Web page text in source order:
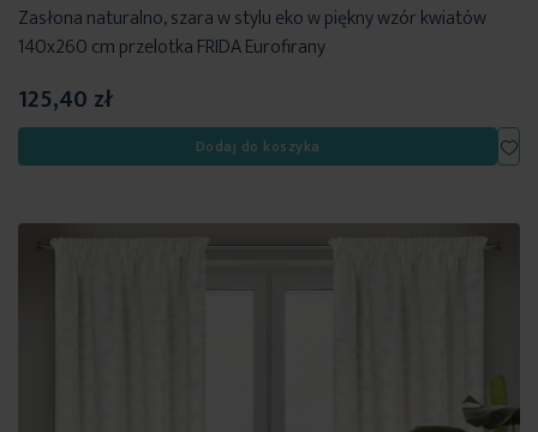
Zasłona naturalno, szara w stylu eko w piękny wzór kwiatów
140x260 cm przelotka FRIDA Eurofirany
125,40 zł
Dodaj do koszyka